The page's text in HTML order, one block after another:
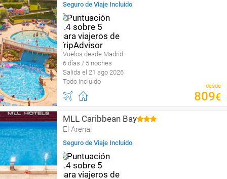
Seguro de Viaje Incluido
Vuelos desde Madrid
6 días / 5 noches
Salida el 21 ago 2026
Todo incluido
desde
809€
MLL Caribbean Bay
El Arenal
Seguro de Viaje Incluido